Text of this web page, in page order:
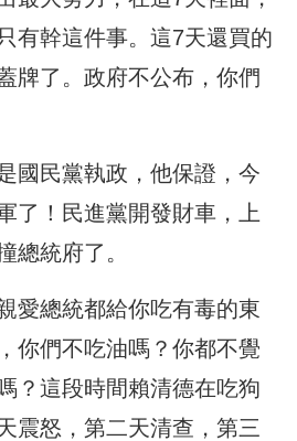
有幹這件事。這7天還買的
牌了。政府不公布，你們
國民黨執政，他保證，今
了！民進黨開發財車，上
總統府了。
愛總統都給你吃有毒的東
你們不吃油嗎？你都不覺
？這段時間賴清德在吃狗
震怒，第二天清查，第三